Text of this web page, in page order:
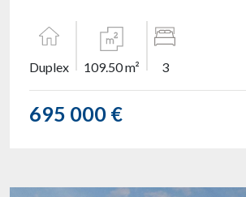
Duplex 109.50 m² 3
695 000 €